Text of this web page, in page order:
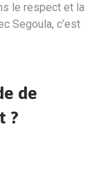
le respect et la
Segoula, c’est
de
?